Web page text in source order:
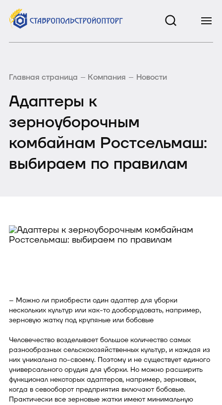
Главная страница Компания Новости
Адаптеры к
зерноуборочным
комбайнам Ростсельмаш:
выбираем по правилам
– Можно ли приобрести один адаптер для уборки
нескольких культур или как-то дооборудовать, например,
зерновую жатку под крупяные или бобовые
Человечество возделывает большое количество самых
разнообразных сельскохозяйственных культур, и каждая из
них уникальна по-своему. Поэтому и не существует единого
универсального орудия для уборки. Но можно расширить
функционал некоторых адаптеров, например, зерновых,
когда в севооборот предприятия включают бобовые.
Практически все зерновые жатки имеют минимальную